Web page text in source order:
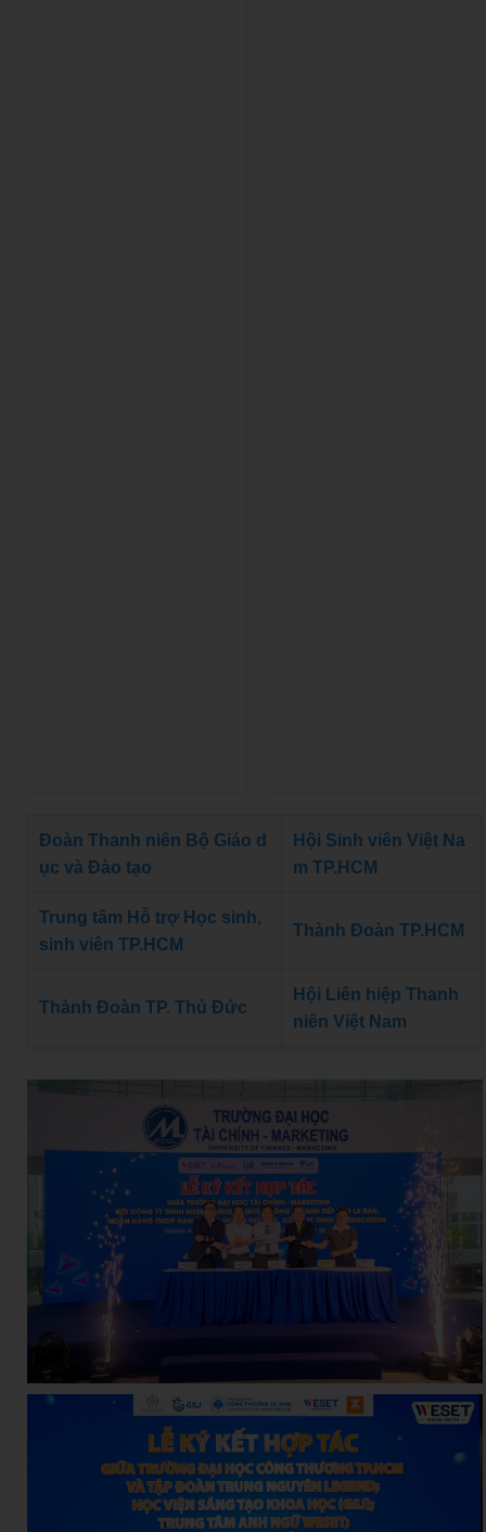
Đoàn Thanh niên Bộ Giáo d
ục và Đào tạo
Hội Sinh viên Việt Na
m TP.HCM
Trung tâm Hỗ trợ Học sinh,
sinh viên TP.HCM
Thành Đoàn TP.HCM
Thành Đoàn TP. Thủ Đức
Hội Liên hiệp Thanh
niên Việt Nam